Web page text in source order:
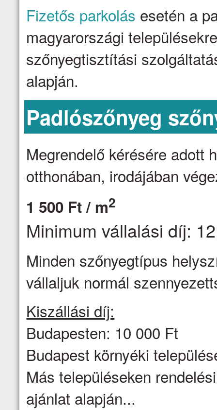
Fizetős parkolás esetén a
magyarországi
szőnyegtisztítási
alapján.
Padlószőnyeg
Megrendelő kérésére adott
otthonában, irodájában
1 500 Ft / m2
Minimum vállalási díj:
Minden szőnyegtípus
vállaljuk normál
Kiszállási díj:
Budapesten: 10 000 Ft
Budapest környéki
Más településeken
ajánlat alapján...